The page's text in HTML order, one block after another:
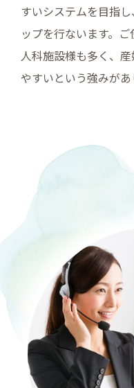
すいシステムを目指
ップを行ないます。
人科施設様も多く、
やすいという強みがあ